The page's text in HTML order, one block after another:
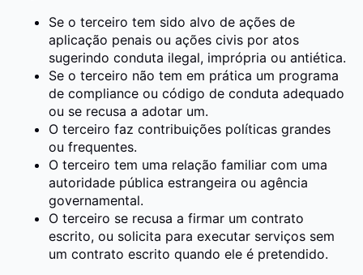
Se o terceiro tem sido alvo de ações de
aplicação penais ou ações civis por atos
sugerindo conduta ilegal, imprópria ou antiética.
Se o terceiro não tem em prática um programa
de compliance ou código de conduta adequado
ou se recusa a adotar um.
O terceiro faz contribuições políticas grandes
ou frequentes.
O terceiro tem uma relação familiar com uma
autoridade pública estrangeira ou agência
governamental.
O terceiro se recusa a firmar um contrato
escrito, ou solicita para executar serviços sem
um contrato escrito quando ele é pretendido.